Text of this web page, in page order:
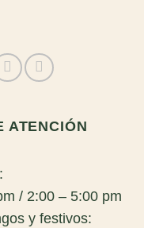
ATENCIÓN
/ 2:00 – 5:00 pm
y festivos: